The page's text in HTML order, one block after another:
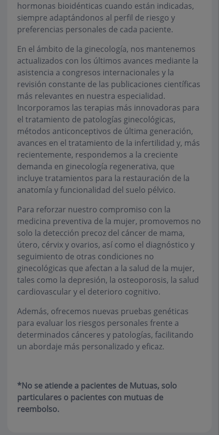
hormonas bioidénticas cuando están indicadas,
siempre adaptándonos al perfil de riesgo y
preferencias personales de cada paciente.
En el ámbito de la ginecología, nos mantenemos
actualizados con los últimos avances mediante la
asistencia a congresos internacionales y la
revisión constante de las publicaciones científicas
más relevantes en nuestra especialidad.
Incorporamos las terapias más innovadoras para
el tratamiento de patologías ginecológicas,
métodos anticonceptivos de última generación,
avances en el tratamiento de la infertilidad y, más
recientemente, respondemos a la creciente
demanda en ginecología regenerativa, que
incluye tratamientos para la restauración de la
anatomía y funcionalidad del suelo pélvico.
Para reforzar nuestro compromiso con la
medicina preventiva de la mujer, promovemos no
solo la detección precoz del cáncer de mama,
útero, cérvix y ovarios, así como el diagnóstico y
seguimiento de otras condiciones no
ginecológicas que afectan a la salud de la mujer,
tales como la depresión, la osteoporosis, la salud
cardiovascular y el deterioro cognitivo.
Además, ofrecemos nuevas pruebas genéticas
para evaluar los riesgos personales frente a
determinados cánceres y patologías, facilitando
un abordaje más personalizado y eficaz.
*No se atiende a pacientes de Mutuas, solo
particulares o pacientes con mutuas de
reembolso.